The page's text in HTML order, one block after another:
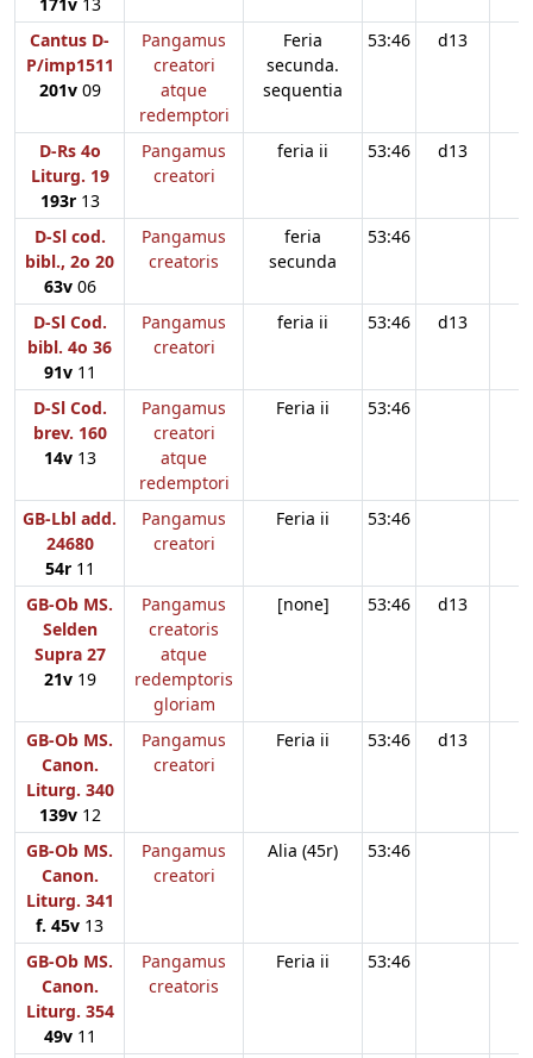
Cantus D-
P/imp1511
201v09
Pangamus
creatori
atque
redemptori
Feria
secunda.
sequentia
53:46 d13
D-Rs 4o
Liturg. 19
193r13
Pangamus
creatori
feria ii 53:46 d13
D-Sl cod.
bibl., 2o 20
63v06
Pangamus
creatoris
feria
secunda
53:46
D-Sl Cod.
bibl. 4o 36
91v11
Pangamus
creatori
feria ii 53:46 d13
D-Sl Cod.
brev. 160
14v13
Pangamus
creatori
atque
redemptori
Feria ii 53:46
GB-Lbl add.
24680
54r11
Pangamus
creatori
Feria ii 53:46
GB-Ob MS.
Selden
Supra 27
21v19
Pangamus
creatoris
atque
redemptoris
gloriam
[none] 53:46 d13
GB-Ob MS.
Canon.
Liturg. 340
139v12
Pangamus
creatori
Feria ii 53:46 d13
GB-Ob MS.
Canon.
Liturg. 341
f. 45v 13
Pangamus
creatori
Alia (45r) 53:46
GB-Ob MS.
Canon.
Liturg. 354
49v11
Pangamus
creatoris
Feria ii 53:46